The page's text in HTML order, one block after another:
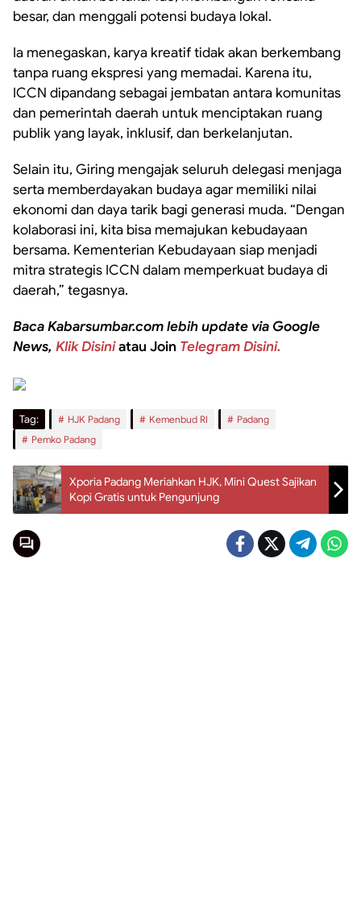
besar, dan menggali potensi budaya lokal.
Ia menegaskan, karya kreatif tidak akan berkembang
tanpa ruang ekspresi yang memadai. Karena itu,
ICCN dipandang sebagai jembatan antara komunitas
dan pemerintah daerah untuk menciptakan ruang
publik yang layak, inklusif, dan berkelanjutan.
Selain itu, Giring mengajak seluruh delegasi menjaga
serta memberdayakan budaya agar memiliki nilai
ekonomi dan daya tarik bagi generasi muda. “Dengan
kolaborasi ini, kita bisa memajukan kebudayaan
bersama. Kementerian Kebudayaan siap menjadi
mitra strategis ICCN dalam memperkuat budaya di
daerah,” tegasnya.
Baca Kabarsumbar.com lebih update via Google
News, Klik Disiniatau Join Telegram Disini.
Tag: HJK Padang Kemenbud RI
Padang
Pemko Padang
Xporia Padang Meriahkan HJK, Mini Quest Sajikan
Kopi Gratis untuk Pengunjung